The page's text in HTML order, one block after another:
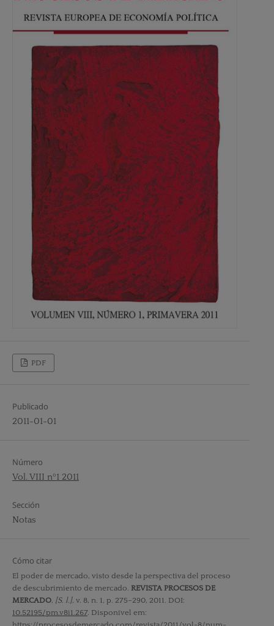
PDF
Publicado
2011-01-01
Número
Vol. VIII nº1 2011
Sección
Notas
Cómo citar
El poder de mercado, visto desde la perspectiva del proceso
de descubrimiento de mercado. REVISTA PROCESOS DE
MERCADO, [S. l.], v. 8, n. 1, p. 275–290, 2011. DOI:
10.52195/pm.v8i1.267. Disponível em: